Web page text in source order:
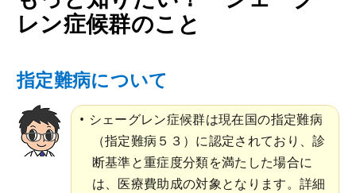
レン症候群のこと
指定難病について
シェーグレン症候群は現在国の指定難病
（指定難病５３）に認定されており、診
断基準と重症度分類を満たした場合に
は、医療費助成の対象となります。詳細